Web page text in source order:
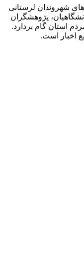
شهروندان لرستانی
پژوهشگران
استان گام بردارد.
اخبار است.